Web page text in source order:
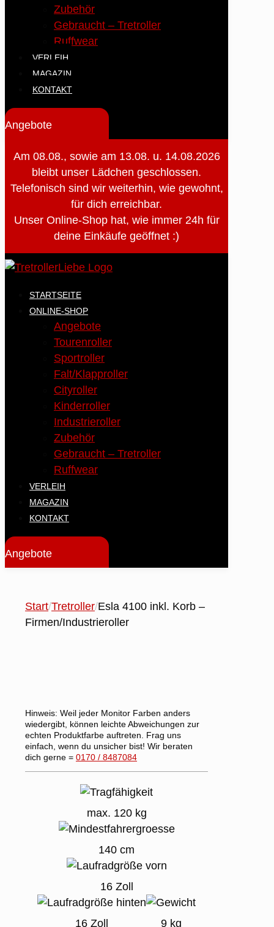
Zubehör
Gebraucht – Tretroller
Ruffwear
VERLEIH
MAGAZIN
KONTAKT
Angebote
Am 08.08., sowie am 13.08. u. 14.08.2026
bleibt unser Lädchen geschlossen.
Telefonisch sind wir weiterhin, wie gewohnt,
für dich erreichbar.
Unser Online-Shop hat, wie immer 24h für
deine Einkäufe geöffnet :)
STARTSEITE
ONLINE-SHOP
Angebote
Tourenroller
Sportroller
Falt/Klapproller
Cityroller
Kinderroller
Industrieroller
Zubehör
Gebraucht – Tretroller
Ruffwear
VERLEIH
MAGAZIN
KONTAKT
Angebote
Start/Tretroller/Esla 4100 inkl. Korb –
Firmen/Industrieroller
Hinweis: Weil jeder Monitor Farben anders
wiedergibt, können leichte Abweichungen zur
echten Produktfarbe auftreten. Frag uns
einfach, wenn du unsicher bist! Wir beraten
dich gerne = 0170 / 8487084
max. 120 kg
140 cm
16 Zoll
16 Zoll 9 kg